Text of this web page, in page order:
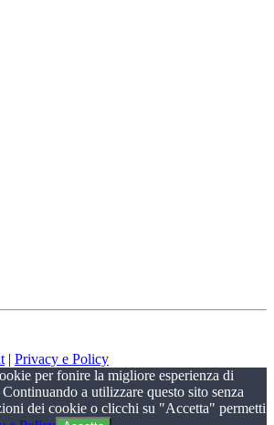
| Privacy e Policy
per fonire la migliore esperienza di
a utilizzare questo sito senza
dei cookie o clicchi su "Accetta" permetti